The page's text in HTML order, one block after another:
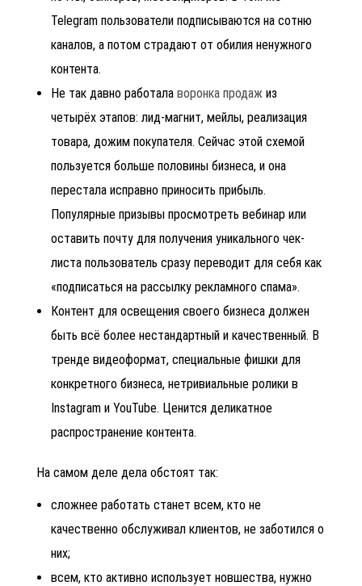
Telegram пользователи подписываются на сотню
каналов, а потом страдают от обилия ненужного
контента.
Не так давно работалаворонка продаж из
четырёх этапов: лид-магнит, мейлы, реализация
товара, дожим покупателя. Сейчас этой схемой
пользуется больше половины бизнеса, и она
перестала исправно приносить прибыль.
Популярные призывы просмотреть вебинар или
оставить почту для получения уникального чек-
листа пользователь сразу переводит для себя как
«подписаться на рассылку рекламного спама».
Контент для освещения своего бизнеса должен
быть всё более нестандартный и качественный. В
тренде видеоформат, специальные фишки для
конкретного бизнеса, нетривиальные ролики в
Instagram и YouTube. Ценится деликатное
распространение контента.
На самом деле дела обстоят так:
сложнее работать станет всем, кто не
качественно обслуживал клиентов, не заботился о
них;
всем, кто активно использует новшества, нужно